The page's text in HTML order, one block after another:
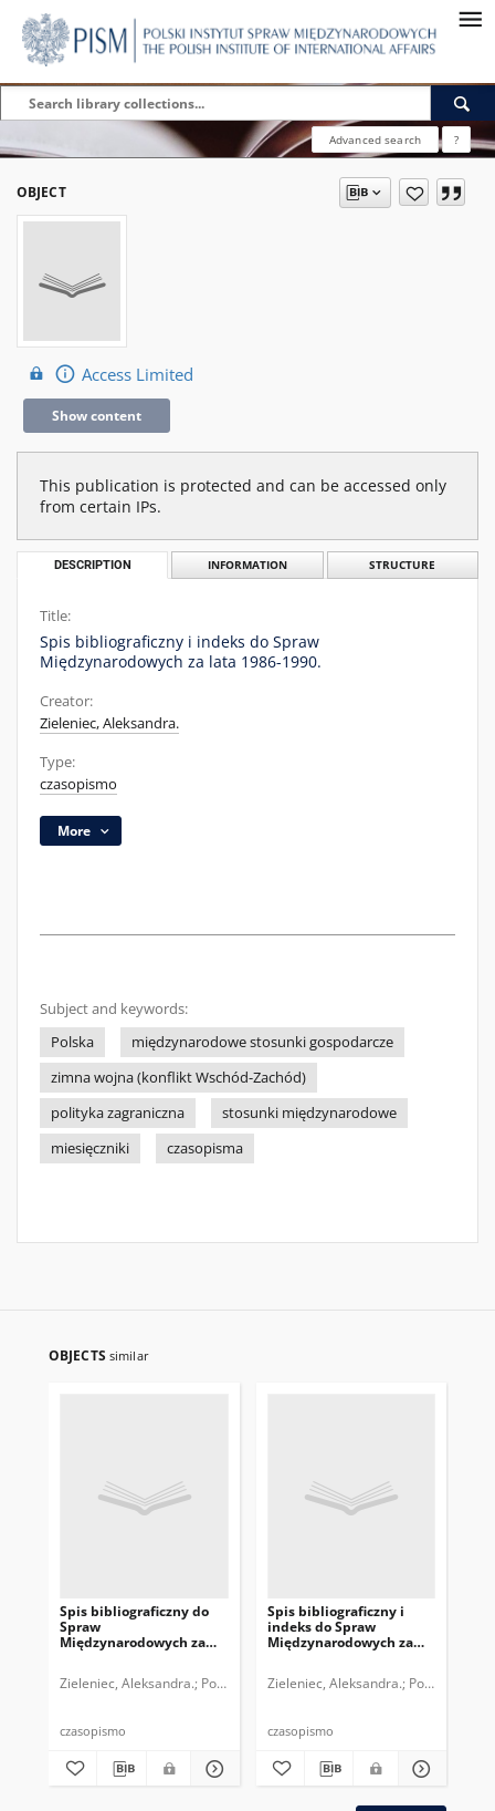
Advanced search ?
OBJECT
Access Limited
Show content
This publication is protected and can be accessed only
from certain IPs.
DESCRIPTION INFORMATION STRUCTURE
Title:
Spis bibliograficzny i indeks do Spraw
Międzynarodowych za lata 1986-1990.
Creator:
Zieleniec, Aleksandra.
Type:
czasopismo
More
Subject and keywords:
Polska
międzynarodowe stosunki gospodarcze
zimna wojna (konflikt Wschód-Zachód)
polityka zagraniczna
stosunki międzynarodowe
miesięczniki
czasopisma
OBJECTS similar
Spis bibliograficzny do
Spraw
Międzynarodowych za
Zieleniec, Aleksandra. Polska. Ministerstwo Spraw Zagranicznych.
czasopismo
Spis bibliograficzny i
indeks do Spraw
Międzynarodowych za
Zieleniec, Aleksandra. Polski
czasopismo